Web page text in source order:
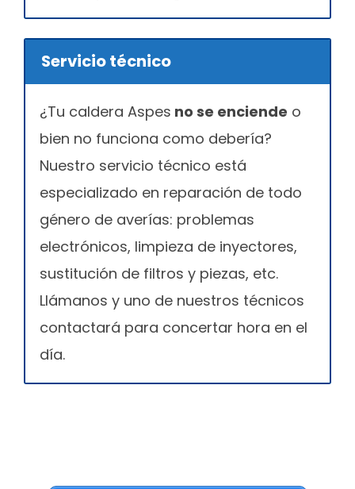
Servicio técnico
¿Tu caldera Aspes no se enciende o
bien no funciona como debería?
Nuestro servicio técnico está
especializado en reparación de todo
género de averías: problemas
electrónicos, limpieza de inyectores,
sustitución de filtros y piezas, etc.
Llámanos y uno de nuestros técnicos
contactará para concertar hora en el
día.